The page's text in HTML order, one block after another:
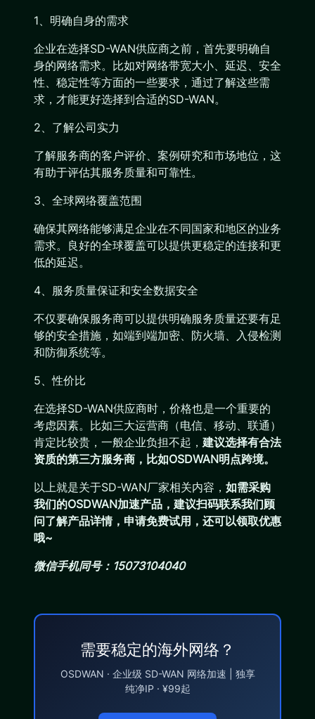
1、明确自身的需求
企业在选择SD-WAN供应商之前，首先要明确自
身的网络需求。比如对网络带宽大小、延迟、安全
性、稳定性等方面的一些要求，通过了解这些需
求，才能更好选择到合适的SD-WAN。
2、了解公司实力
了解服务商的客户评价、案例研究和市场地位，这
有助于评估其服务质量和可靠性。
3、全球网络覆盖范围
确保其网络能够满足企业在不同国家和地区的业务
需求。良好的全球覆盖可以提供更稳定的连接和更
低的延迟。
4、服务质量保证和安全数据安全
不仅要确保服务商可以提供明确服务质量还要有足
够的安全措施，如端到端加密、防火墙、入侵检测
和防御系统等。
5、性价比
在选择SD-WAN供应商时，价格也是一个重要的
考虑因素。比如三大运营商（电信、移动、联通）
肯定比较贵，一般企业负担不起， 建议选择有合法
资质的第三方服务商，比如OSDWAN明点跨境。
以上就是关于SD-WAN厂家相关内容， 如需采购
我们的OSDWAN加速产品，建议扫码联系我们顾
问了解产品详情，申请免费试用，还可以领取优惠
哦~
微信手机同号：15073104040
需要稳定的海外网络？
OSDWAN · 企业级 SD-WAN 网络加速 | 独享
纯净IP · ¥99起